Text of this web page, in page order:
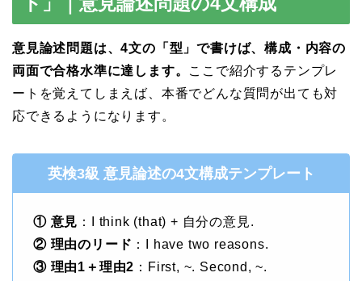
意見論述問題は、4文の「型」で書けば、構成・内容の
両面で合格水準に達します。 ここで紹介するテンプレ
ートを覚えてしまえば、本番でどんな質問が出ても対
応できるようになります。
英検3級 意見論述の4文構成テンプレート
① 意見 ：I think (that) + 自分の意見.
② 理由のリード ：I have two reasons.
③ 理由1＋理由2 ：First, ~. Second, ~.